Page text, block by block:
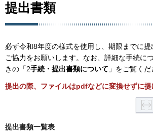
提出書類
必ず令和8年度の様式を使用し、期限までに提
ご協力をお願いします。なお、詳細な手続に
きの「2手続・提出書類について 」をご覧くだ
提出の際、ファイルはpdfなどに変換せずに提
提出書類一覧表